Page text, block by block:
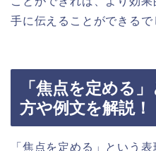
手に伝えることができるで
「焦点を定める
方や例文を解説！
「焦点を定める」という